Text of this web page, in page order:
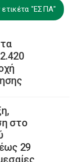
ετικέτα "ΕΣΠΑ"
στο
29